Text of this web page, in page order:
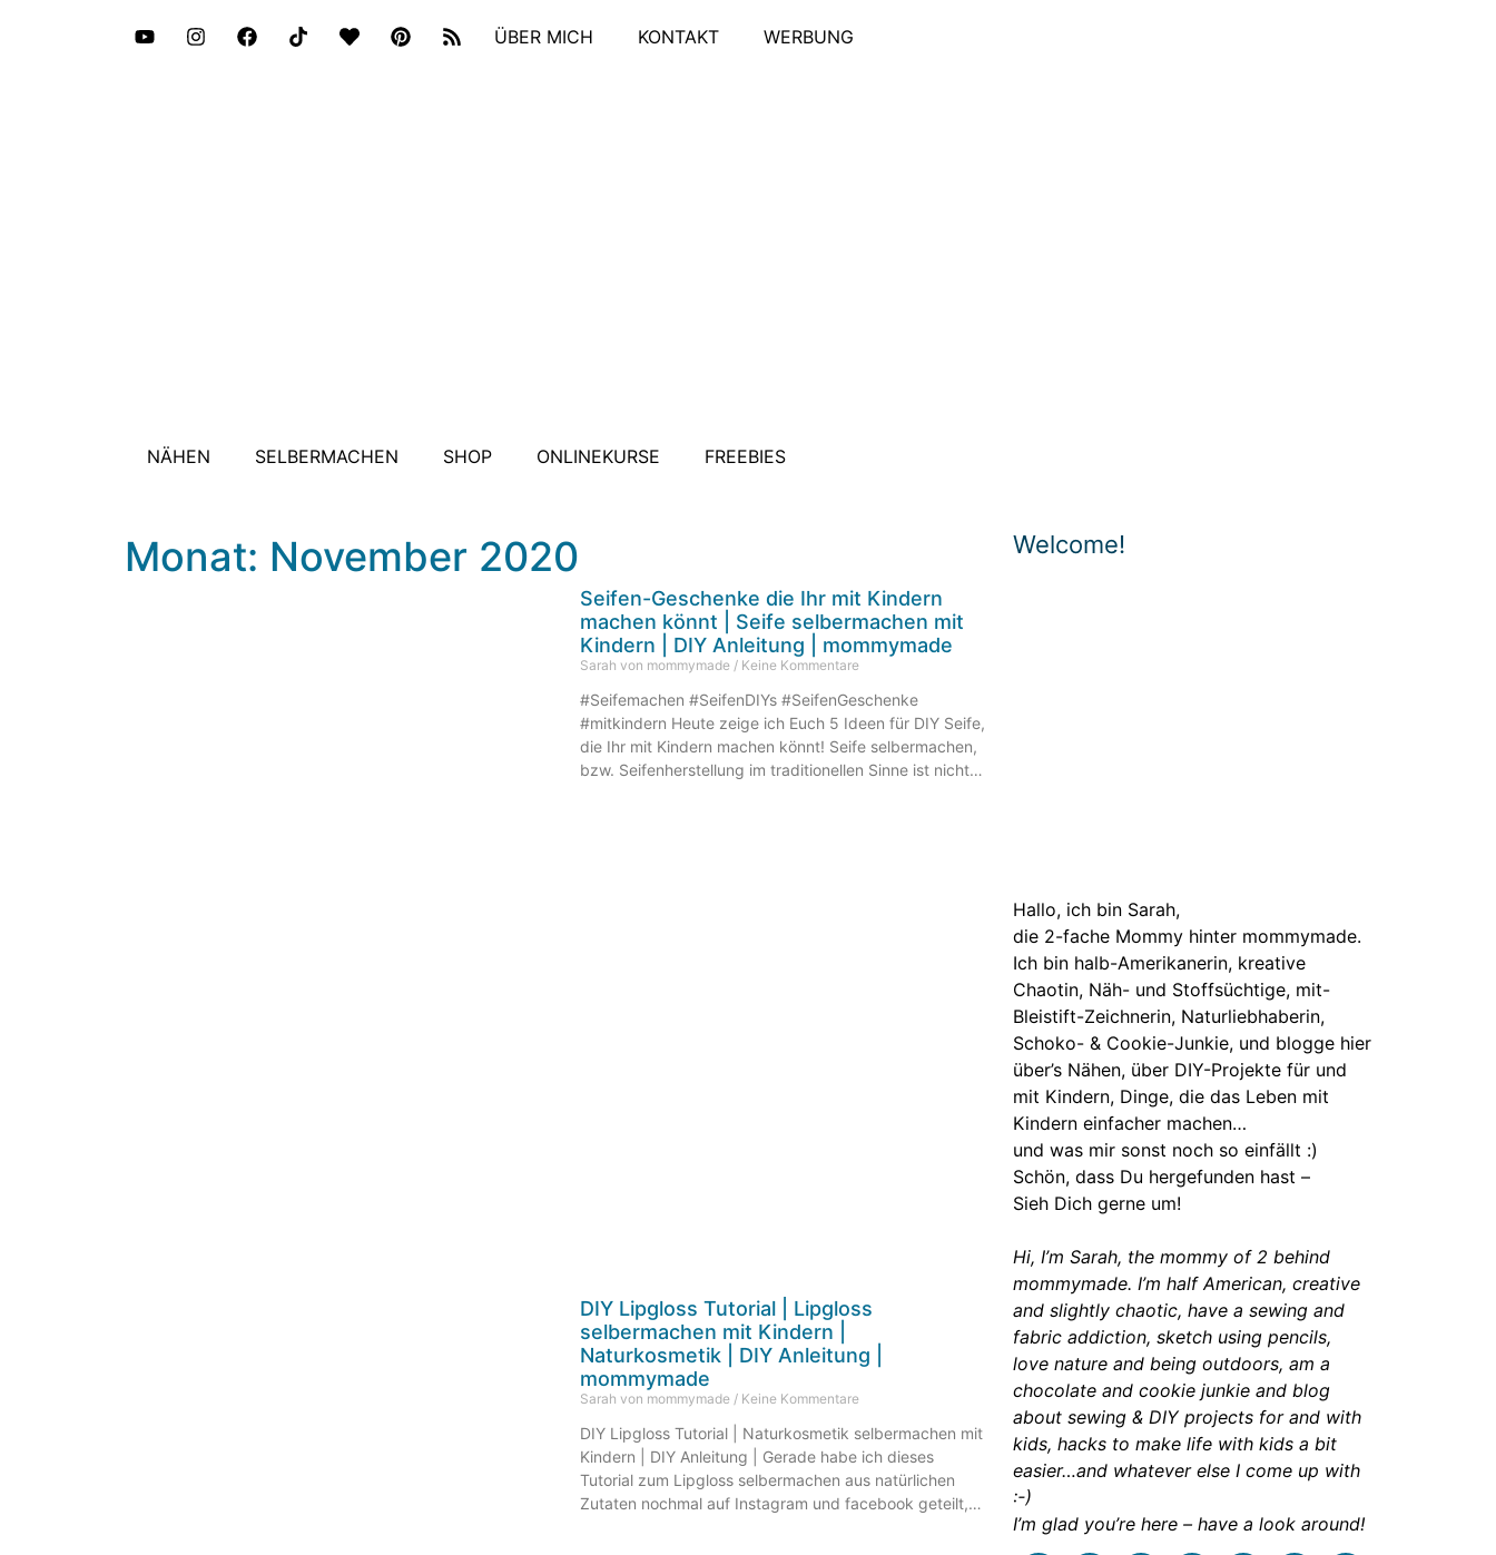
ÜBER MICH KONTAKT WERBUNG
NÄHEN SELBERMACHEN SHOP ONLINEKURSE FREEBIES
Welcome!
Hallo, ich bin Sarah,
die 2-fache Mommy hinter mommymade.
Ich bin halb-Amerikanerin, kreative
Chaotin, Näh- und Stoffsüchtige, mit-
Bleistift-Zeichnerin, Naturliebhaberin,
Schoko- & Cookie-Junkie, und blogge hier
über’s Nähen, über DIY-Projekte für und
mit Kindern, Dinge, die das Leben mit
Kindern einfacher machen…
und was mir sonst noch so einfällt :)
Schön, dass Du hergefunden hast –
Sieh Dich gerne um!
Hi, I’m Sarah, the mommy of 2 behind
mommymade. I’m half American, creative
and slightly chaotic, have a sewing and
fabric addiction, sketch using pencils,
love nature and being outdoors, am a
chocolate and cookie junkie and blog
about sewing & DIY projects for and with
kids, hacks to make life with kids a bit
easier…and whatever else I come up with
:-)
I’m glad you’re here – have a look around!
Monat: November 2020
Seifen-Geschenke die Ihr mit Kindern
machen könnt | Seife selbermachen mit
Kindern | DIY Anleitung | mommymade
Sarah von mommymade Keine Kommentare
#Seifemachen #SeifenDIYs #SeifenGeschenke
#mitkindern Heute zeige ich Euch 5 Ideen für DIY Seife,
die Ihr mit Kindern machen könnt! Seife selbermachen,
bzw. Seifenherstellung im traditionellen Sinne ist nichts,
DIY Lipgloss Tutorial | Lipgloss
selbermachen mit Kindern |
Naturkosmetik | DIY Anleitung |
mommymade
Sarah von mommymade Keine Kommentare
DIY Lipgloss Tutorial | Naturkosmetik selbermachen mit
Kindern | DIY Anleitung | Gerade habe ich dieses
Tutorial zum Lipgloss selbermachen aus natürlichen
Zutaten nochmal auf Instagram und facebook geteilt,